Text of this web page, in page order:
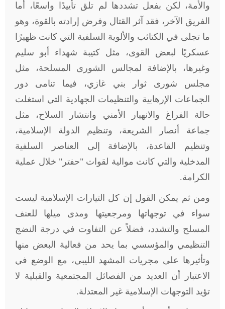
والأمة، لكن بفعل تشددها لم تلق تأييدًا واسعًا، أما
الفريق الآخر، فقد آثر القتال وفرض إرادته بالقوة، وهو
ما تجلى في الكتائب والألوية السلفية التي كانت ظهيرًا
عسكريًا لبعض القوى، مثل كتيبة شهداء أبو سليم
وغيرها، بالإضافة لمجالس الشورى المسلحة، مثل
مجلس شورى ثوار بني غازي، فيما تنامى دور
الجماعات الإرهابية والتنظيمات الجهادية التي استغلت
حالة الفراغ والانهيار الأمني وانتشار السلاح، مثل
جماعة أنصار الشريعة، وتنظيم الدولة الإسلامية،
وتنظيم القاعدة، بالإضافة إلى العناصر السلفية
المدخلية والتي كانت موالية لقوات "حفتر" خلال عملية
الكرامة.
ومن ثم يمكن القول إن كل التيارات الإسلامية ليست
سواء في توجهاتها ومرجعيتها ومدى ميلها للعنف
المسلح والتشدد، فضلاً عن التفاوت في درجة النضج
التنظيمي والمؤسسي بما يحد من فعالية البعض منها
وتأثيرها على مجريات المشهد الليبي، مع الوضع في
الاعتبار أن العديد من الفصائل المجتمعية والقبلية لا
تؤيد التوجهات الإسلامية غير المعتدلة.